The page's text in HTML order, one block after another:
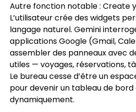
Autre fonction notable : Create
L’utilisateur crée des widgets
langage naturel. Gemini
applications Google (Gmail,
assembler des panneaux avec
utiles — voyages, réservations,
Le bureau cesse d’être un
pour devenir un tableau de
dynamiquement.